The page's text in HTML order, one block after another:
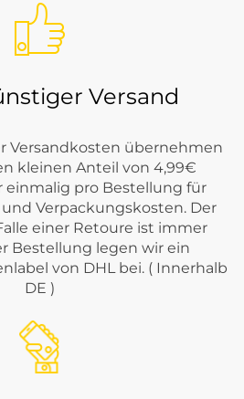
Versand
Versandkosten übernehmen
kleinen Anteil von 4,99€
einmalig pro Bestellung für
Verpackungskosten. Der
einer Retoure ist immer
Bestellung legen wir ein
von DHL bei. ( Innerhalb
DE )